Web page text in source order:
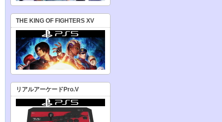
THE KING OF FIGHTERS XV
リアルアーケードPro.V